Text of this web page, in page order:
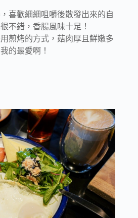
喜歡細細咀嚼後散發出來的自
不錯，香腸風味十足！
煎烤的方式，菇肉厚且鮮嫩多
的最愛啊！